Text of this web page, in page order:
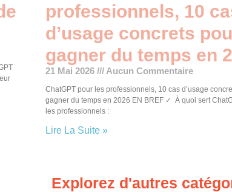
professionnels, 10
d’usage concrets
gagner du temps en
21 Mai 2026 Aucun Commentaire
ChatGPT pour les professionnels, 10 cas d’usage
gagner du temps en 2026 EN BREF ✓ À quoi sert
les professionnels :
Lire La Suite »
Explorez d'autres